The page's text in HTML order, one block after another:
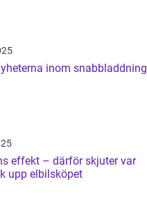
inom snabbladdning
effekt – därför skjuter var
upp elbilsköpet